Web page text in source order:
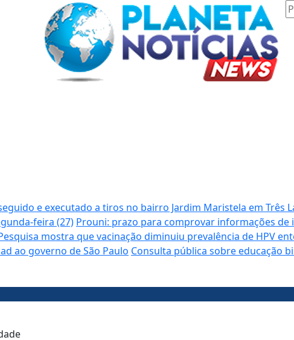
e executado a tiros no bairro Jardim Maristela em Três
feira (27) Prouni: prazo para comprovar informações de
mostra que vacinação diminuiu prevalência de HPV
ao governo de São Paulo Consulta pública sobre educação